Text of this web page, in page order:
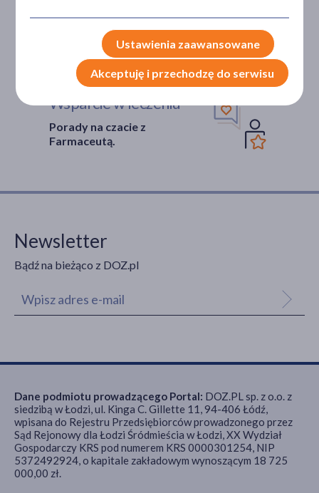
Bezpieczeństwo
Weryfikacja interakcji leków.
Encyklopedia leków i ziół
Wsparcie w leczeniu
Porady na czacie z
Farmaceutą.
Newsletter
Bądź na bieżąco z DOZ.pl
Dane podmiotu prowadzącego Portal: DOZ.PL sp. z o.o. z
siedzibą w Łodzi, ul. Kinga C. Gillette 11, 94-406 Łódź,
wpisana do Rejestru Przedsiębiorców prowadzonego przez
Sąd Rejonowy dla Łodzi Śródmieścia w Łodzi, XX Wydział
Gospodarczy KRS pod numerem KRS 0000301254, NIP
5372492924, o kapitale zakładowym wynoszącym 18 725
000,00 zł.
Ustawienia zaawansowane
Akceptuję i przechodzę do serwisu